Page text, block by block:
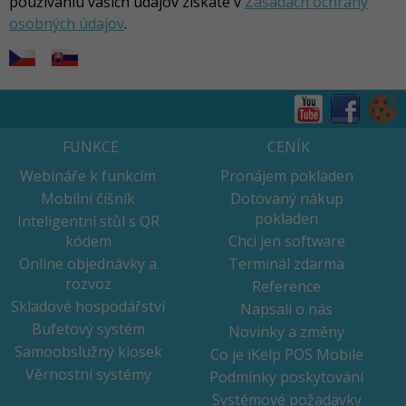
osobných údajov.
FUNKCE
Webináře k funkcím
Mobilní číšník
Inteligentní stůl s QR
kódem
Online objednávky a
rozvoz
Skladové hospodářství
Bufetový systém
Samoobslužný kiosek
Věrnostní systémy
CENÍK
Pronájem pokladen
Dotovaný nákup
pokladen
Chci jen software
Terminál zdarma
Reference
Napsali o nás
Novinky a změny
Co je iKelp POS Mobile
Podmínky poskytování
Systémové požadavky